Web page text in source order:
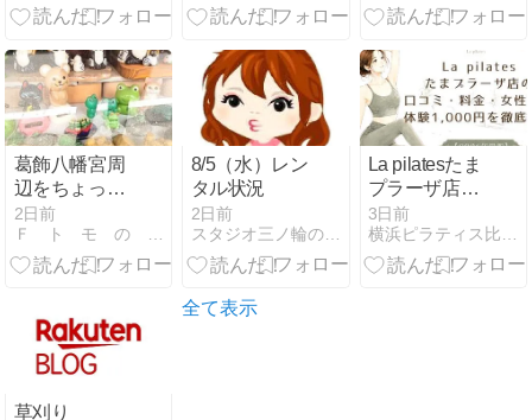
がバボラ祭り
いて【ダイエ
レ・有酸素運
動・食事・睡
眠】
葛飾八幡宮周
辺をちょっと
ブラブラ
2日前
8/5（水）レン
タル状況
2日前
スタジオ三ノ輪のブログ
La pilatesたま
プラーザ店の
口コミ・料金
｜女性専用・
体験1,000円を
3日前
草刈り
全て表示